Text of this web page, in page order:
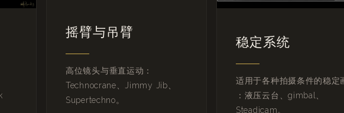
摇臂与吊臂
高位镜头与垂直运动：
Technocrane、Jimmy Jib、
Supertechno。
稳定系统
适用于各种拍摄条件的稳定
：液压云台、gimbal、
Steadicam。